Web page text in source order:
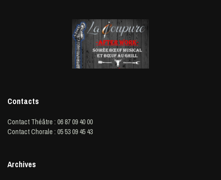
Contacts
Contact Théâtre : 06 87 09 40 00
Contact Chorale : 05 53 09 45 43
Archives